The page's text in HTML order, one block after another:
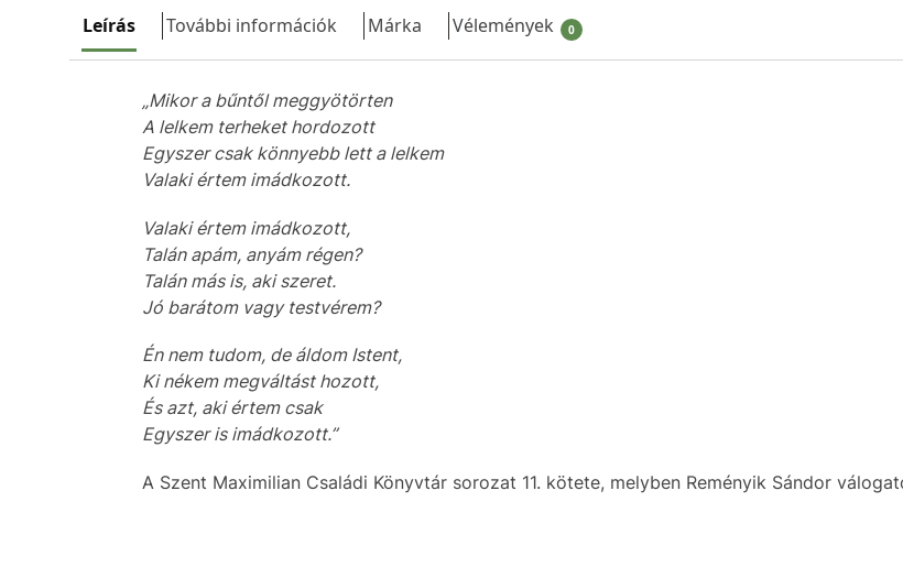
Leírás További információk Márka Vélemények 0
„Mikor a bűntől meggyötörten
A lelkem terheket hordozott
Egyszer csak könnyebb lett a lelkem
Valaki értem imádkozott.
Valaki értem imádkozott,
Talán apám, anyám régen?
Talán más is, aki szeret.
Jó barátom vagy testvérem?
Én nem tudom, de áldom Istent,
Ki nékem megváltást hozott,
És azt, aki értem csak
Egyszer is imádkozott.”
A Szent Maximilian Családi Könyvtár sorozat 11. kötete, melyben Reményik Sándor